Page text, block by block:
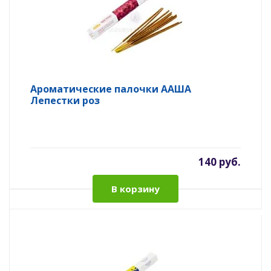
Ароматические палочки ААША
Лепестки роз
140 руб.
В корзину